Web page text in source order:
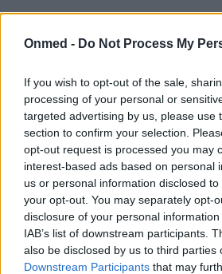
Onmed - Do Not Process My
If you wish to opt-out of the sale,
processing of your personal or
targeted advertising by us, please use
section to confirm your selection.
opt-out request is processed you may
interest-based ads based on personal
us or personal information disclosed
your opt-out. You may separately opt-
disclosure of your personal
IAB’s list of downstream participants.
also be disclosed by us to third parties
Downstream Participants that may
Χοληστερίνη:
νέα οδηγία